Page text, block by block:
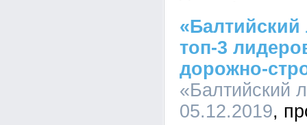
топ-3
дорожно-
«Балтийский
05.12.2019